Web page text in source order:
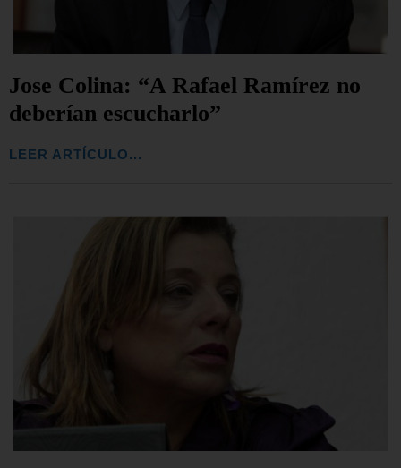
Jose Colina: “A Rafael Ramírez no
deberían escucharlo”
LEER ARTÍCULO...